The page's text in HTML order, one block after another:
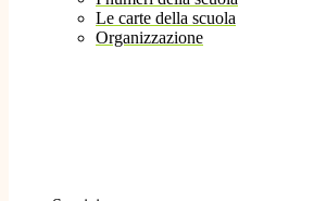
Le carte della scuola
Organizzazione